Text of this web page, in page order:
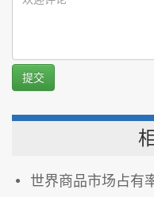
提交
世界商品市场占有